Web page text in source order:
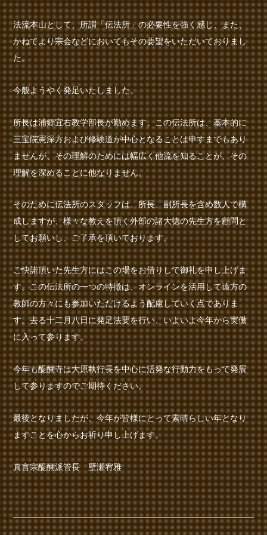
法流本山として、所謂「伝法所」の必要性を強く感じ、また、
かねてより宗会などにおいてもその要望をいただいておりまし
た。
今般ようやく発足いたしました。
所長は浦郷宜右教学部長が勤めます。この伝法所は、基本的に
三宝院憲深方および修験道が中心となることは申すまでもあり
ませんが、その理解のためには幅広く他流を知ることが、その
理解を深めることに他なりません。
そのために伝法所のスタッフは、所長、副所長を含め数人で構
成しますが、様々な教えを頂く外部の諸大徳の先生方を顧問と
してお願いし、ご了承を頂いております。
ご快諾頂いた先生方にはこの場をお借りして御礼を申し上げま
す。この伝法所の一つの特徴は、オンラインを活用して遠方の
教師の方々にも参加いただけるよう配慮していく点でありま
す。去る十二月八日に発足法要を行い、いよいよ今年から実働
に入って参ります。
今年も醍醐寺は大原執行長を中心に活発な行動力をもって発展
して参りますのでご期待ください。
最後となりましたが、今年が皆様にとって素晴らしい年となり
ますことを心からお祈り申し上げます。
真言宗醍醐派管長 壁瀬宥雅